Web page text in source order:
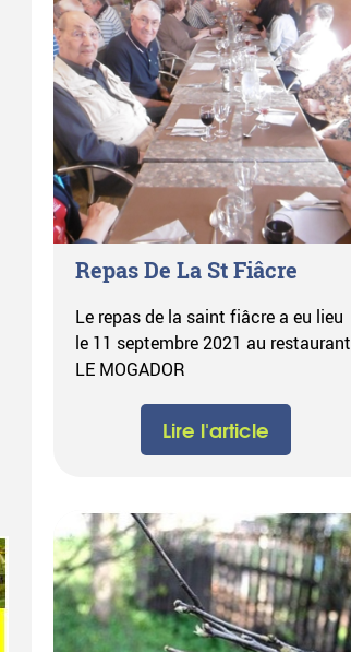
Repas De La St Fiâcre
Le repas de la saint fiâcre a eu lieu
le 11 septembre 2021 au restaurant
LE MOGADOR
Lire l'article